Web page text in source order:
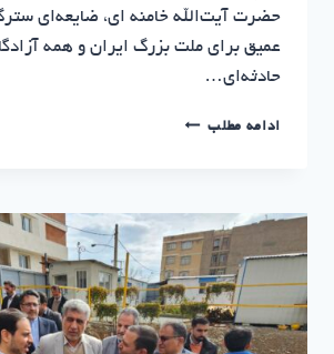
حضرت آیت‌الله خامنه ای، ضایعه‌ای
عمیق برای ملت بزرگ ایران و همه
حادثه‌ای…
ادامه مطلبدر
نماد
ایستادگی
بود